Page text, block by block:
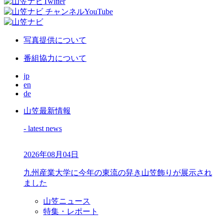
写真提供について
番組協力について
jp
en
de
山笠最新情報
- latest news
2026年08月04日
九州産業大学に今年の東流の舁き山笠飾りが展示され
ました
山笠ニュース
特集・レポート